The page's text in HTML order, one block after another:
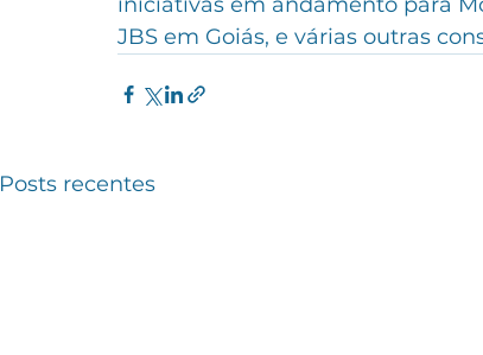
iniciativas em andamento para
JBS em Goiás, e várias outras
Posts recentes